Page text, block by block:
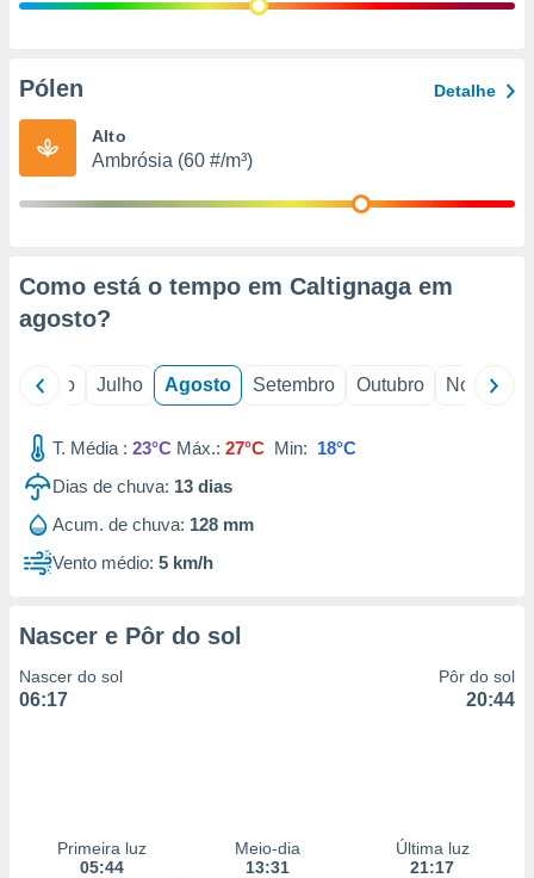
e
de
Pólen Detalhe
Alto
Ambrósia (60 #/m³)
Como está o tempo em Caltignaga em
agosto?
Junho Julho Agosto Setembro Outubro Novembro
T. Média : 23°C Máx.: 27°C Min: 18°C
Dias de chuva: 13 dias
Acum. de chuva: 128 mm
Vento médio: 5 km/h
Nascer e Pôr do sol
Nascer do sol
06:17
Pôr do sol
20:44
Primeira luz
05:44
Meio-dia
13:31
Última luz
21:17